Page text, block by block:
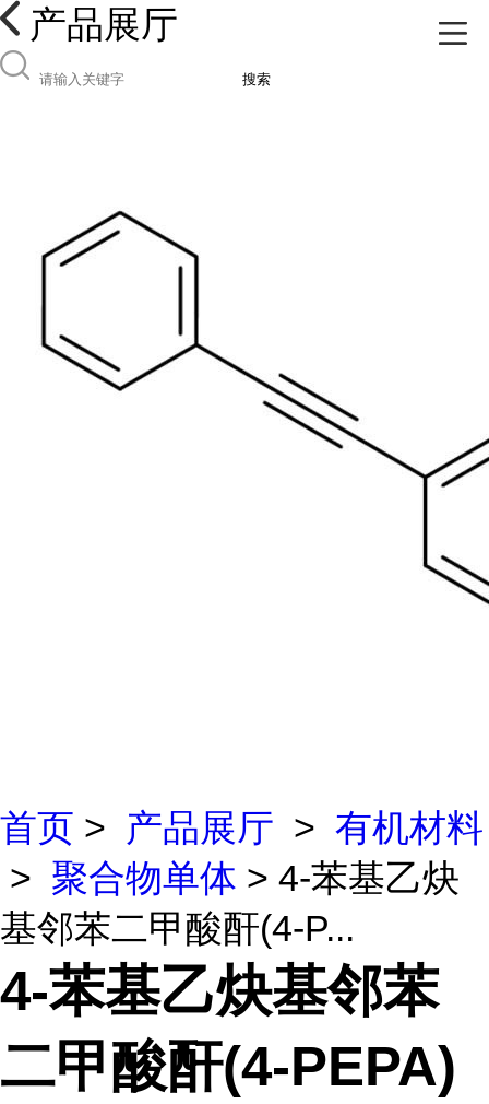
产品展厅
搜索
首页 > 产品展厅 > 有机材料
> 聚合物单体 > 4-苯基乙炔
基邻苯二甲酸酐(4-P...
4-苯基乙炔基邻苯
二甲酸酐(4-PEPA)